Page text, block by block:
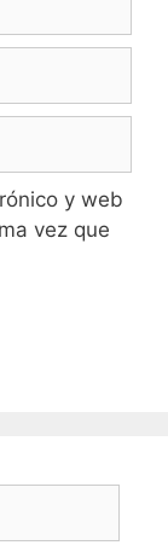
y web
vez que